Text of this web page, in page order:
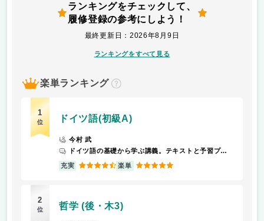
ランキングをチェックして、
履修登録の参考にしよう！
最終更新日：2026年8月9日
ランキングをすべて見る
楽単ランキング
？
1
位 ドイツ語(初級A)
今村 武
ドイツ語の基礎から学ぶ講義。テキストと予習プリントを扱い授業を行う。
充実 4.5 楽単 5
2
位 哲学 (後・木3)